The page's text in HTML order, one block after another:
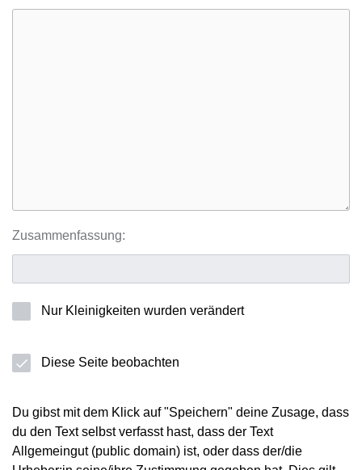
Zusammenfassung:
Nur Kleinigkeiten wurden verändert
Diese Seite beobachten
Du gibst mit dem Klick auf "Speichern" deine Zusage, dass
du den Text selbst verfasst hast, dass der Text
Allgemeingut (public domain) ist, oder dass der/die